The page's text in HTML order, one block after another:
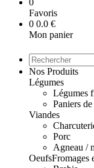
0
Favoris
0 0.0 €
Mon panier
Nos Produits
Légumes
Légumes
Paniers
Viandes
Porc
Agneau /
OeufsFromages